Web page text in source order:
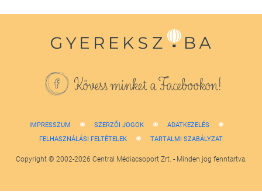
Kövess minket a Facebookon!
IMPRESSZUM SZERZŐI JOGOK
ADATKEZELÉS
FELHASZNÁLÁSI FELTÉTELEK
TARTALMI SZABÁLYZAT
Copyright © 2002-2026 Central Médiacsoport Zrt. - Minden jog fenntartva.